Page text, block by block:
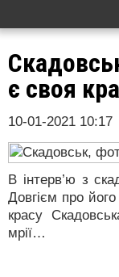
є своя
10-01-2021 10:17
В інтерв’ю з
Довгієм про
красу
мрії…